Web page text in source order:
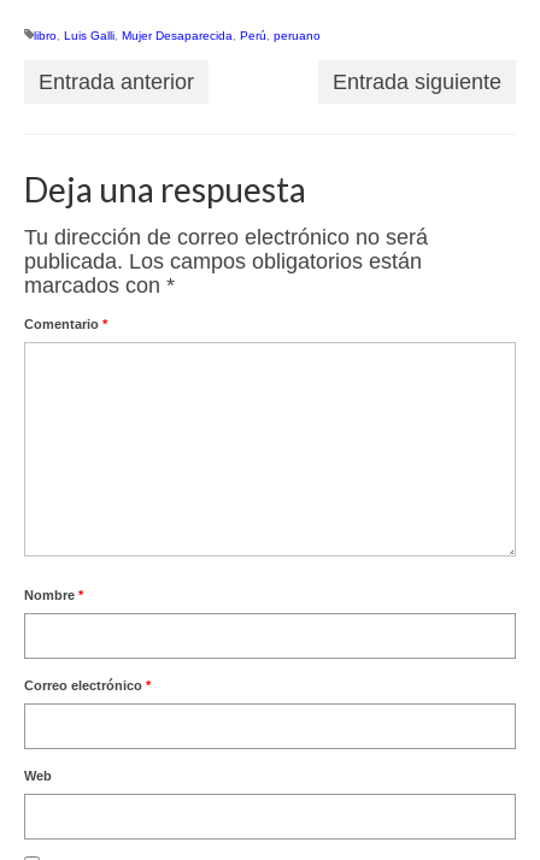
libro Luis Galli Mujer Desaparecida Perú peruano
Entrada anterior Entrada siguiente
Deja una respuesta
Tu dirección de correo electrónico no será
publicada. Los campos obligatorios están
marcados con *
Comentario *
Nombre *
Correo electrónico *
Web